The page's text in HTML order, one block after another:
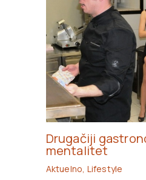
Drugačiji
mentalitet
Aktuelno, Lifestyle